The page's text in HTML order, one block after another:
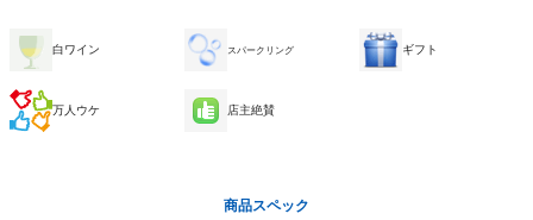
白ワイン スパークリング ギフト
万人ウケ 店主絶賛
商品スペック